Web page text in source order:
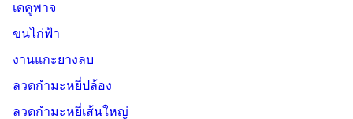
เดคูพาจ
ขนไก่ฟ้า
งานแกะยางลบ
ลวดกำมะหยี่ปล้อง
ลวดกำมะหยี่เส้นใหญ่